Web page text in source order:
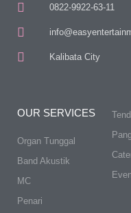
0822-9922-63-11
Kalibata City
OUR SERVICES
Organ Tunggal
Band Akustik
MC
Penari